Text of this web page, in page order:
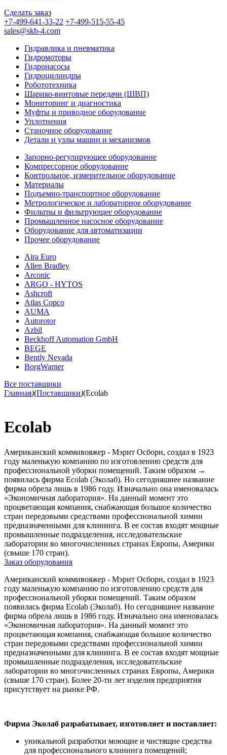
Сделать заказ
+7-499-641-33-22 +7-499-515-55-45
sales@skb-4.com
Гидравлика и пневматика
Гидромоторы
Гидронасосы
Гидроцилиндры
Робототехника
Шарико-винтовые передачи (ШВП)
Мониторинг и диагностика
Муфты и приводное оборудование
Уплотнения
Станочное оборудование
Детали и узлы машин и механизмов
Запорно-регулирующее оборудование
Компрессорное оборудование
Контрольное, измерительное оборудование
Материалы
Подъемно-транспортное оборудование
Метрологическое и лабораторное оборудование
Фильтры и фильтрующее оборудование
Промышленное насосное оборудование
Оборудование для автоматизации
Прочее оборудование
Aira Euro
Allen Bradley
Arconic
ARGO - HYTOS
Ashcroft
Atlas Copco
AUMA
Autorotor
Azbil
Beckhoff Automation GmbH
BEGE
Bently Nevada
BorgWarner
Все поставщики
Главная)(Поставщики)(Ecolab
Ecolab
Американский коммивояжер - Мэрит Осборн, создал в 1923
году маленькую компанию по изготовлению средств для
профессиональной уборки помещений. Таким образом →
появилась фирма Ecolab (Эколаб). Но сегодняшнее название
фирма обрела лишь в 1986 году. Изначально она именовалась
«Экономичная лаборатория». На данный момент это
процветающая компания, снабжающая большое количество
стран передовыми средствами профессиональной химии
предназначенными для клининга. В ее состав входят мощные
промышленные подразделения, исследовательские
лаборатории во многочисленных странах Европы, Америки
(свыше 170 стран).
Заказ оборудования
Американский коммивояжер - Мэрит Осборн, создал в 1923
году маленькую компанию по изготовлению средств для
профессиональной уборки помещений. Таким образом
появилась фирма Ecolab (Эколаб). Но сегодняшнее название
фирма обрела лишь в 1986 году. Изначально она именовалась
«Экономичная лаборатория». На данный момент это
процветающая компания, снабжающая большое количество
стран передовыми средствами профессиональной химии
предназначенными для клининга. В ее состав входят мощные
промышленные подразделения, исследовательские
лаборатории во многочисленных странах Европы, Америки
(свыше 170 стран). Более 20-ти лет изделия предприятия
присутствует на рынке РФ.
Фирма Эколаб разрабатывает, изготовляет и поставляет:
уникальной разработки моющие и чистящие средства
для профессионального клининга помещений;